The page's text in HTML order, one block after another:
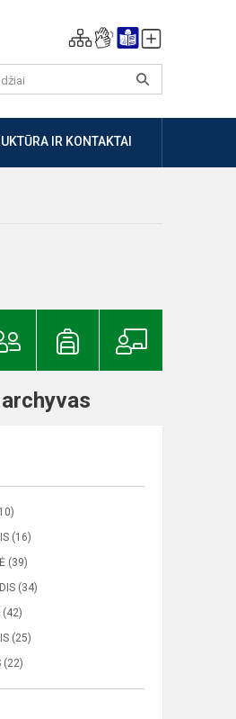
IR KONTAKTAI
(16)
(39)
(34)
(42)
(25)
(22)